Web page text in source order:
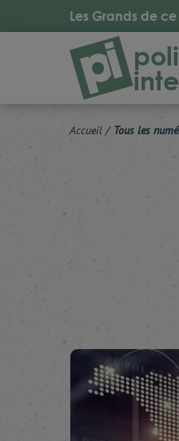
Les Grands de
Accueil / Tous les